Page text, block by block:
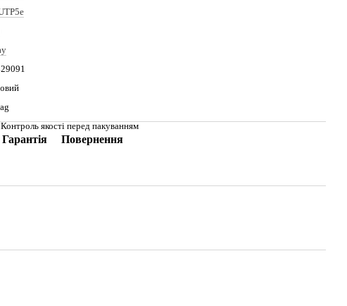
якості перед пакуванням
Гарантія Повернення